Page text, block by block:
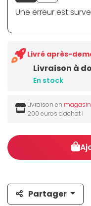
Une erreur est
Livraison à
En stock
Livré après-
Livraison en
200 euros d'achat !
Partager